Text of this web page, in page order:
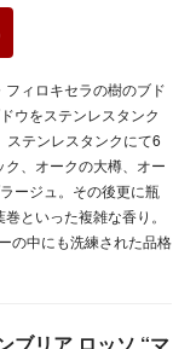
ィロキセラの樹のブド
ウをステンレスタンク
テンレスタンクにて6
、オークの大樽、オー
ージュ。その後更に瓶
といった複雑な香り。
の中にも洗練された品格